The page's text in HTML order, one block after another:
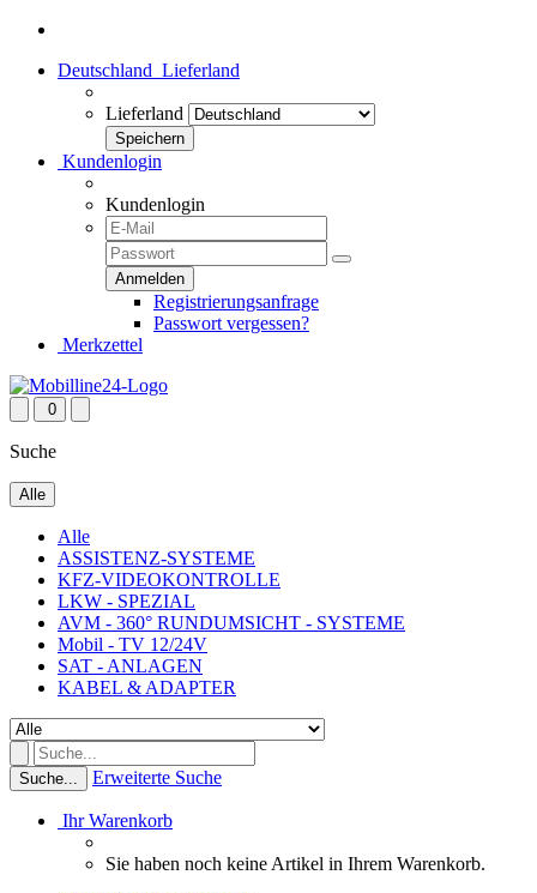
Deutschland Lieferland
Lieferland
Kundenlogin
Kundenlogin
Registrierungsanfrage
Passwort vergessen?
Merkzettel
0
Suche
Alle
Alle
ASSISTENZ-SYSTEME
KFZ-VIDEOKONTROLLE
LKW - SPEZIAL
AVM - 360° RUNDUMSICHT - SYSTEME
Mobil - TV 12/24V
SAT - ANLAGEN
KABEL & ADAPTER
Suche... Erweiterte Suche
Ihr Warenkorb
Sie haben noch keine Artikel in Ihrem Warenkorb.